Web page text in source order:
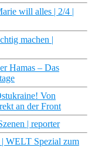
will alles | 2/4 |
machen |
Hamas – Das
Von
an der Front
| reporter
WELT Spezial zum